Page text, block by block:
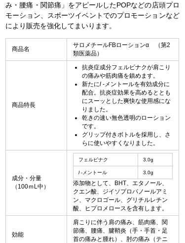
み・腰痛・関節痛」をアピールしたPOPなどの店頭プロ
モーション、スポーツイベントでのプロモーションなど
により販売を強化してまいります。
商品名
サロメチールFBローションα （第2
類医薬品）
商品特長
抗炎症成分フェルビナクが肩こり
の痛みや筋肉痛を鎮めます。
新たにl‐メントールを有効成分に
配合。抗炎症効果を高めるととも
にスーッとした爽快な使用感にな
りました。
乾きの速い無色透明のローション
です。
グリップ付きボトルを採用し、さ
らに使いやすくなりました。
成分・分量
（100ｍL中）
フェルビナク 3.0g
l‐メントール 3.0g
添加物として、BHT、エタノール、
クエン酸、ジイソプロパノールアミ
ン、マクロゴール、グリチルレチン
酸、ヒプロメロースを含有します。
効能
肩こりに伴う肩の痛み、筋肉痛、関
節痛、腰痛、腱鞘炎（手・手首・足
首の痛みと腫れ）、肘の痛み（テニ